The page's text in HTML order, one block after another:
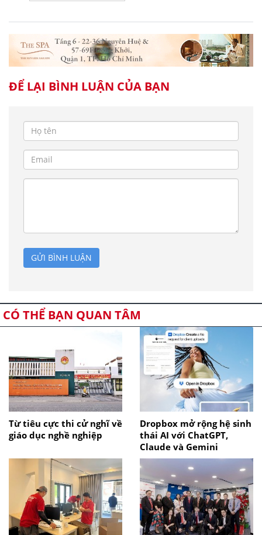
ĐỂ LẠI BÌNH LUẬN CỦA BẠN
GỬI BÌNH LUẬN
CÓ THỂ BẠN QUAN TÂM
Từ tiêu cực thi cử nghĩ về
giáo dục nghề nghiệp
Dropbox mở rộng hệ sinh
thái AI với ChatGPT,
Claude và Gemini